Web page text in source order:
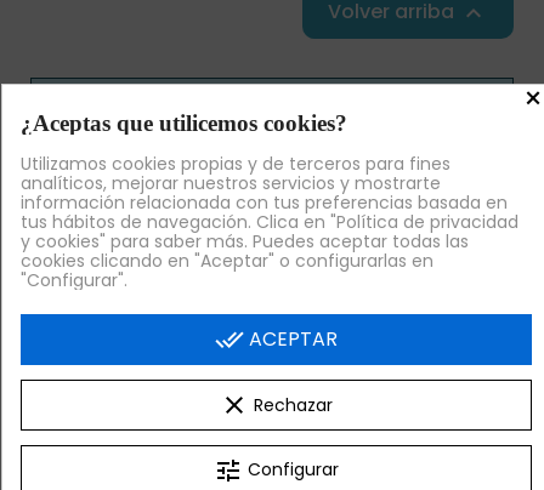
Volver arriba 
Índice de contenidos
Cubetas GN 1/4 de 26,5 x 16,2 cm
1.1Recipientes GN1/4 Gastronorm para
cocina industrial
1.2Bandejas GN 1/4 para cocinas de
bares y restaurantes
Cubetas GN 1/4 de 26,5 x 16,2 cm
Las cubetas GN 1/4 de acero inoxidable tienen una
permite que seanmuy fáciles de limpiar y
, tanto a los golpes como a la corrosión.
×
¿Aceptas que utilicemos cookies?
Utilizamos cookies propias y de terceros para fines
analíticos, mejorar nuestros servicios y mostrarte
información relacionada con tus preferencias basada en
tus hábitos de navegación. Clica en "Política de privacidad
y cookies" para saber más. Puedes aceptar todas las
cookies clicando en "Aceptar" o configurarlas en
"Configurar".
done_all ACEPTAR
clear Rechazar
tune Configurar